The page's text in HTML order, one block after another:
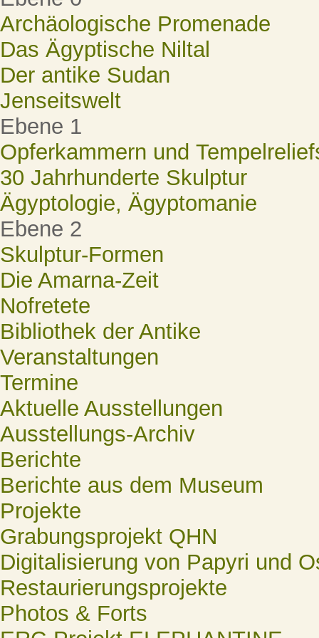
Archäologische Promenade
Das Ägyptische Niltal
Der antike Sudan
Jenseitswelt
Ebene 1
Opferkammern und
30 Jahrhunderte Skulptur
Ägyptologie, Ägyptomanie
Ebene 2
Skulptur-Formen
Die Amarna-Zeit
Nofretete
Bibliothek der Antike
Veranstaltungen
Termine
Aktuelle Ausstellungen
Ausstellungs-Archiv
Berichte
Berichte aus dem Museum
Projekte
Grabungsprojekt QHN
Digitalisierung von Papyri und
Restaurierungsprojekte
Photos & Forts